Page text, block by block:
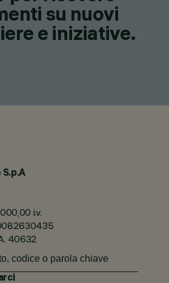
su nuovi
e iniziative.
i.v.
40632